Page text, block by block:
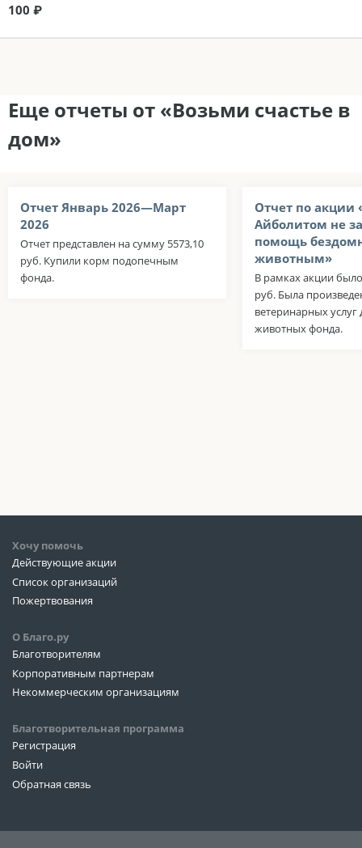
100 ₽
Еще отчеты от «Возьми счастье в
дом»
Отчет Январь 2026—Март
2026
Отчет представлен на сумму 5573,10
руб. Купили корм подопечным
фонда.
Отчет по акции
Айболитом не
помощь
животным»
В рамках акции
руб. Была
ветеринарных
животных фонда.
Хочу помочь
Действующие акции
Список организаций
Пожертвования
О Благо.ру
Благотворителям
Корпоративным партнерам
Некоммерческим организациям
Благотворительная программа
Регистрация
Войти
Обратная связь